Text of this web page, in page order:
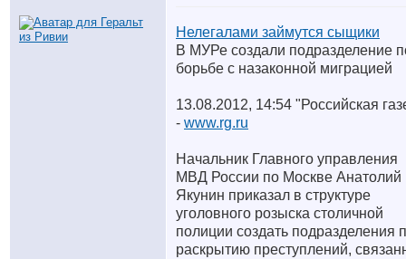
Нелегалами займутся сыщики
В МУРе создали подразделение
борьбе с назаконной миграцией
13.08.2012, 14:54 "Российская
- www.rg.ru
Начальник Главного управления
МВД России по Москве Анатолий
Якунин приказал в структуре
уголовного розыска столичной
полиции создать подразделения
раскрытию преступлений,